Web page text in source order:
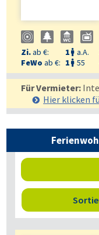
Zi.ab €: 1  a.A.
FeWo ab €: 1  55
Für Vermieter:
Hier klicken